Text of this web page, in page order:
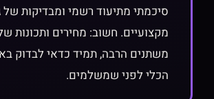
סיכמתי מתיעוד רשמי ומבדיקות של
משתנים הרבה, תמיד כדאי לבדוק
הכלי לפני שמשלמים.